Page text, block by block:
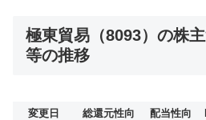
極東貿易（8093）の株
等の推移
変更日 総還元性向 配当性向